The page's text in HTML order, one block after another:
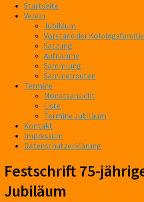
Startseite
Verein
Jubiläum
Vorstand der
Satzung
Aufnahme
Sammlung
Sammelrouten
Termine
Monatsansicht
Liste
Termine Jubiläum
Kontakt
Impressum
Datenschutzerklärung
Festschrift 75-
Jubiläum